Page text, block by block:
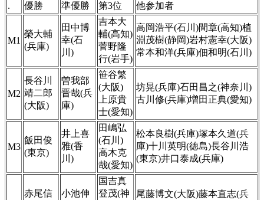
.
優勝 準優勝 第3位 他参加者
M1
榮大輔
(兵庫)
田中博
幸(石
川)
吉本大
輔(高知)
菅野隆
行(岩手)
高岡浩平(石川)間章(高知)植
淵茂樹(静岡)岩村憲幸(大阪)
常本和洋(兵庫)佃和明(石川)
M2
長谷川
靖二郎
(大阪)
曽我部
晋哉(兵
庫)
笹谷繁
(大阪)
上原貴
士(愛知)
坊晃(兵庫)石田昌之(神奈川)
古川修(兵庫)増田正典(愛知)
M3
飯田俊
(東京)
井上喜
雅(香
川)
田嶋弘
(石川)
高木克
哉(愛知)
松本良樹(兵庫)塚本久道(兵
庫)十川英明(徳島)長谷川浩
(東京)井口泰成(兵庫)
赤尾信
小池伸
国吉真
登茂(神
尾藤博文(大阪)藤本直志(兵